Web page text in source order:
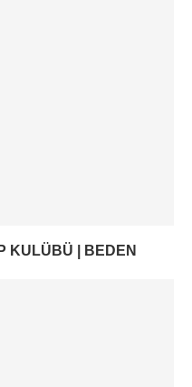
KULÜBÜ | BEDEN